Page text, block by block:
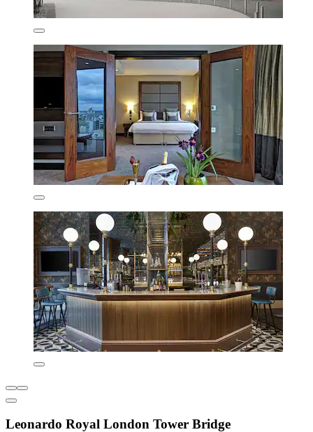
Leonardo Royal London Tower Bridge